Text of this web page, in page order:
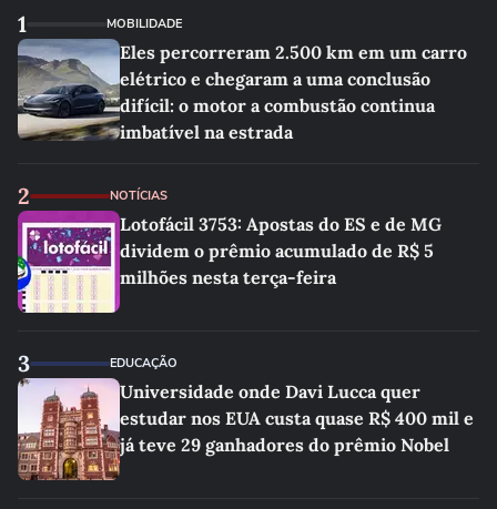
1 MOBILIDADE
Eles percorreram 2.500 km em um carro
elétrico e chegaram a uma conclusão
difícil: o motor a combustão continua
imbatível na estrada
2 NOTÍCIAS
Lotofácil 3753: Apostas do ES e de MG
dividem o prêmio acumulado de R$ 5
milhões nesta terça-feira
3 EDUCAÇÃO
Universidade onde Davi Lucca quer
estudar nos EUA custa quase R$ 400 mil e
já teve 29 ganhadores do prêmio Nobel